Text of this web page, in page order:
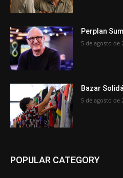
Perplan
5 de agosto de
Bazar
5 de agosto de
POPULAR CATEGORY